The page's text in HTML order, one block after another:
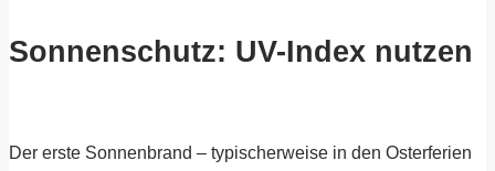
Sonnenschutz: UV-Index nutzen
Der erste Sonnenbrand – typischerweise in den Osterferien